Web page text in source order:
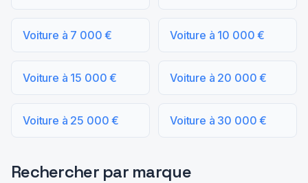
Voiture à 7 000 € Voiture à 10 000 €
Voiture à 15 000 € Voiture à 20 000 €
Voiture à 25 000 € Voiture à 30 000 €
Rechercher par marque